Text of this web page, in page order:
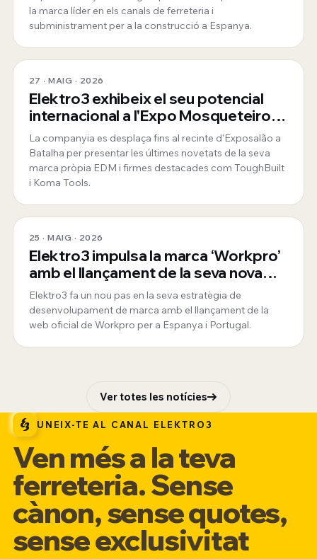
la marca líder en els canals de ferreteria i
subministrament per a la construcció a Espanya.
27 · MAIG · 2026
Elektro3 exhibeix el seu potencial
internacional a l'Expo Mosqueteiros
de Portugal
La companyia es desplaça fins al recinte d'Exposalão a
Batalha per presentar les últimes novetats de la seva
marca pròpia EDM i firmes destacades com ToughBuilt
i Koma Tools.
25 · MAIG · 2026
Elektro3 impulsa la marca ‘Workpro’
amb el llançament de la seva nova
web oficial per a Espanya i Portugal
Elektro3 fa un nou pas en la seva estratègia de
desenvolupament de marca amb el llançament de la
web oficial de Workpro per a Espanya i Portugal.
Ver totes les notícies
UNEIX-TE AL CANAL ELEKTRO3
Ven més a la teva
ferreteria. Sense
cànon, sense quotes,
sense exclusivitat